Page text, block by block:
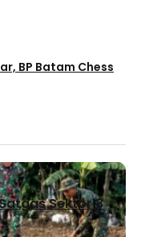
BP Batam Chess
Sektor 8